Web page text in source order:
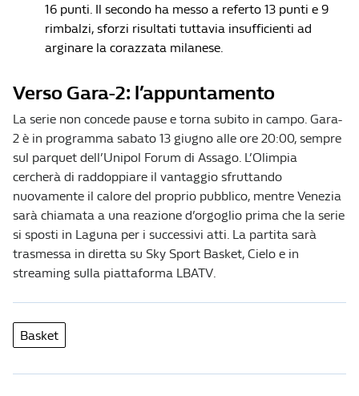
16 punti. Il secondo ha messo a referto 13 punti e 9
rimbalzi, sforzi risultati tuttavia insufficienti ad
arginare la corazzata milanese.
Verso Gara-2: l’appuntamento
La serie non concede pause e torna subito in campo. Gara-
2 è in programma sabato 13 giugno alle ore 20:00, sempre
sul parquet dell’Unipol Forum di Assago. L’Olimpia
cercherà di raddoppiare il vantaggio sfruttando
nuovamente il calore del proprio pubblico, mentre Venezia
sarà chiamata a una reazione d’orgoglio prima che la serie
si sposti in Laguna per i successivi atti. La partita sarà
trasmessa in diretta su Sky Sport Basket, Cielo e in
streaming sulla piattaforma LBATV.
Basket